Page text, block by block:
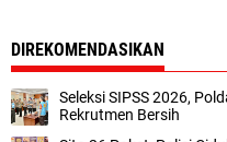
DIREKOMENDASIKAN
Seleksi SIPSS 2026,
Rekrutmen Bersih